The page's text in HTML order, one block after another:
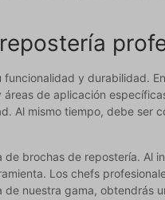
y durabilidad.
de aplicación
Al mismo tiempo, debe ser
brochas de repostería. Al
Los chefs
nuestra gama, obtendrás